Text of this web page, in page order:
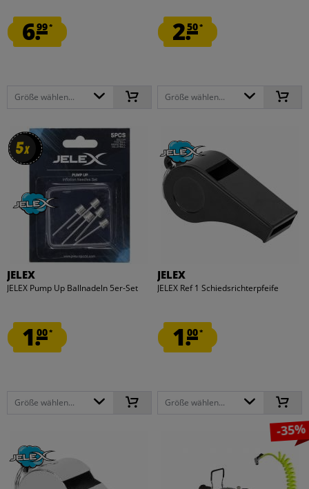
6.99*
Größe wählen...
2.50*
Größe wählen...
5x
5x
JELEX
JELEX Pump Up Ballnadeln 5er-Set
1.00*
Größe wählen...
JELEX
JELEX Ref 1 Schiedsrichterpfeife
1.00*
Größe wählen...
-35%